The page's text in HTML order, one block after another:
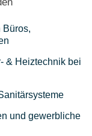
Büros,
& Heiztechnik bei
und gewerbliche